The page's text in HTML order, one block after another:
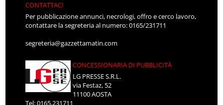
CONTATTACI
Per pubblicazione annunci, necrologi, offro e cerco lavoro,
contattare la segreteria al numero: 0165/231711
segreteria@gazzettamatin.com
CONCESSIONARIA DI PUBBLICITÀ
LG PRESSE S.R.L.
via Festaz, 52
11100 AOSTA